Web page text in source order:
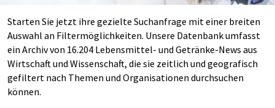
Starten Sie jetzt ihre gezielte Suchanfrage mit einer breiten
Auswahl an Filtermöglichkeiten. Unsere Datenbank umfasst
ein Archiv von 16.204 Lebensmittel- und Getränke-News aus
Wirtschaft und Wissenschaft, die sie zeitlich und geografisch
gefiltert nach Themen und Organisationen durchsuchen
können.